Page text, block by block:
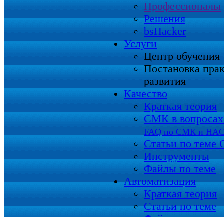
Профессионалы
Решения
bsHacker
Услуги
Центр обучения
Постановка
развития
Качество
Краткая теория
СМК в вопросах
FAQ по СМК и
Статьи по
Инструменты
Файлы по теме
Автоматизация
Краткая теория
Статьи по теме